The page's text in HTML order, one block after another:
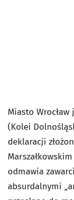
Miasto
(Kolei
deklaracji
odmawia
absurdalnymi